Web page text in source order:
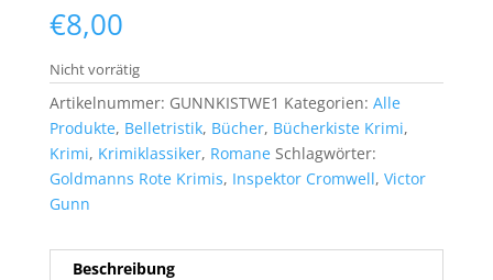
€8,00
Nicht vorrätig
Artikelnummer: GUNNKISTWE1 Kategorien: Alle
Produkte, Belletristik, Bücher, Bücherkiste Krimi,
Krimi, Krimiklassiker, Romane Schlagwörter:
Goldmanns Rote Krimis, Inspektor Cromwell, Victor
Gunn
Beschreibung